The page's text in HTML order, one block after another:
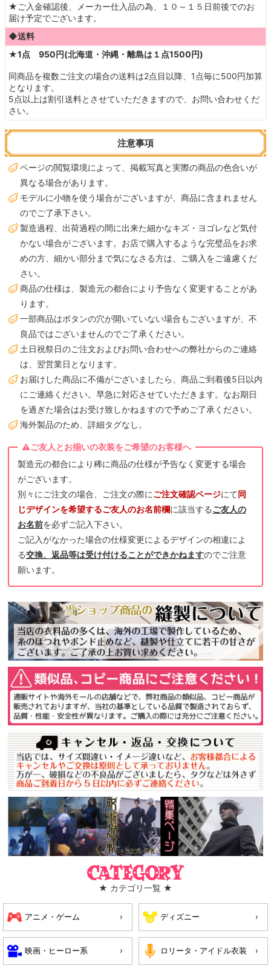
★ご入金確認後、メーカー仕入品の為、
１０～ １５日前後でのお
届け予定でございます。
◆送料
★1点 950円(北海道・沖縄・離島は１点1500円)
同商品を複数ご注文の場合の送料は2点目以降、1点毎に500円加算
となります。
5点以上は割引送料とさせていただきますので、お問い合わせくだ
さい。
注意事項
ページの閲覧環境によって、掲載写真と実際の商品の色合いが
異なる場合があります。
モデルに小物を使う場合がございますが、商品に含まれません
のでご了承下さい。
製造過程、出荷過程の間に出来た細かなキズ・ヨゴレなど気付
かない場合がございます。お店で購入するような完璧品をお求
めの方、細かい部分まで気になさる方は、ご購入をご遠慮くだ
さい。
商品の仕様は、製造元の都合により予告なく変更することがあ
ります。
一部商品はボタンの穴が開いていない場合もございますが、不
良品ではございませんのでご了承ください。
土日祝祭日のご注文およびお問い合わせへの弊社からのご連絡
は、翌営業日となります。
お届けした商品に不備がございましたら、商品ご到着後5日以内
にご連絡ください。早急に対応させていただきます。なお期日
を過ぎた場合はお受け致しかねますので予めご了承ください。
海外製品のため、詳細タグなし。
製造元の都合により稀に商品の仕様が予告なく変更する場合
がございます。
別々にご注文の場合、ご注文の際にご注文確認ページにて同
じデザインを希望するご友人のお名前欄に該当するご友人の
お名前を必ずご記入下さい。
ご記入がなかった場合の仕様変更によるデザインの相違によ
る交換、返品等は受け付けることができかねますのでご注意
願います。
Category
★ カテゴリ一覧 ★
アニメ・ゲーム ディズニー
映画・ヒーロー系 ロリータ・アイドル衣装